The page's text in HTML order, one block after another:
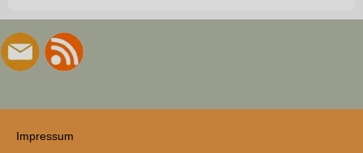
Impressum